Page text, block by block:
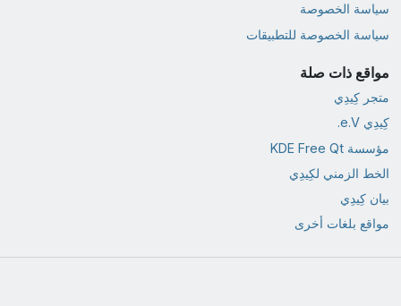
سياسة الخصوصة
سياسة الخصوصة للتطبيقات
مواقع ذات صلة
متجر كِيدِي
كِيدِي e.V.
مؤسسة KDE Free Qt
الخط الزمني لكِيدِي
بيان كِيدِي
مواقع بلغات أخرى